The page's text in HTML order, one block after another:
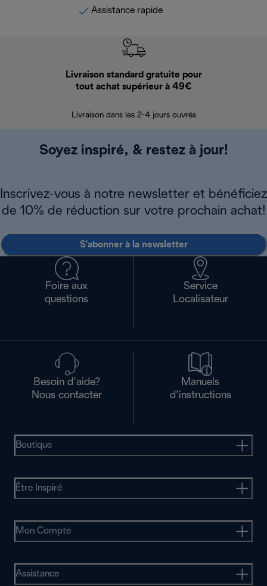
Assistance rapide
Livraison standard gratuite pour
tout achat supérieur à 49€
Livraison dans les 2-4 jours ouvrés
Soyez inspiré, & restez à jour!
Inscrivez-vous à notre newsletter et bénéficiez
de 10% de réduction sur votre prochain achat!
S'abonner à la newsletter
Foire aux
questions
Service
Localisateur
Besoin d’aide?
Nous contacter
Manuels
d’instructions
Boutique
Être Inspiré
Mon Compte
Assistance